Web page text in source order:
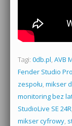
Tagi: 0db.pl, AVB
Fender Studio Pro
zespołu, mikser
monitoring bez
StudioLive SE 24R
mikser cyfrowy,